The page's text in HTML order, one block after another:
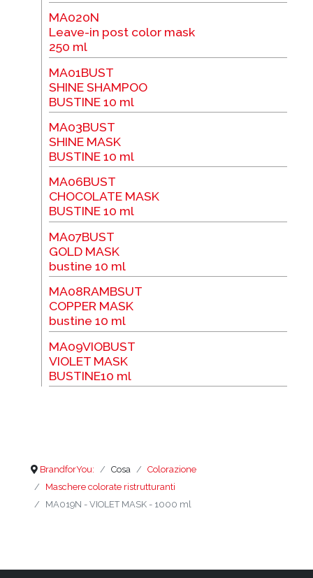
MA020N
Leave-in post color mask
250 ml
MA01BUST
SHINE SHAMPOO
BUSTINE 10 ml
MA03BUST
SHINE MASK
BUSTINE 10 ml
MA06BUST
CHOCOLATE MASK
BUSTINE 10 ml
MA07BUST
GOLD MASK
bustine 10 ml
MA08RAMBSUT
COPPER MASK
bustine 10 ml
MA09VIOBUST
VIOLET MASK
BUSTINE10 ml
BrandforYou: Cosa
Colorazione
Maschere colorate ristrutturanti
MA019N - VIOLET MASK - 1000 ml